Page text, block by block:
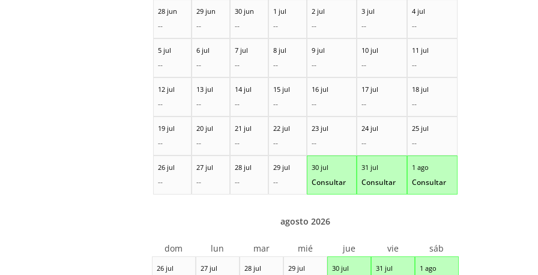
28 jun
--
29 jun
--
30 jun
--
1 jul
--
2 jul
--
3 jul
--
4 jul
--
5 jul
--
6 jul
--
7 jul
--
8 jul
--
9 jul
--
10 jul
--
11 jul
--
12 jul
--
13 jul
--
14 jul
--
15 jul
--
16 jul
--
17 jul
--
18 jul
--
19 jul
--
20 jul
--
21 jul
--
22 jul
--
23 jul
--
24 jul
--
25 jul
--
26 jul
--
27 jul
--
28 jul
--
29 jul
--
30 jul
Consultar
31 jul
Consultar
1 ago
Consultar
26 jul 27 jul 28 jul 29 jul 30 jul 31 jul 1 ago
agosto 2026
dom lun mar mié jue vie sáb